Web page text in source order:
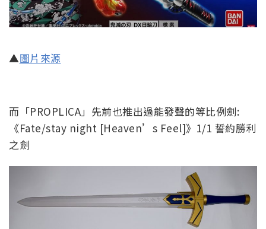
▲圖片來源
而「PROPLICA」先前也推出過能發聲的等比例劍:
《Fate/stay night [Heaven’s Feel]》1/1 誓約勝利
之劍